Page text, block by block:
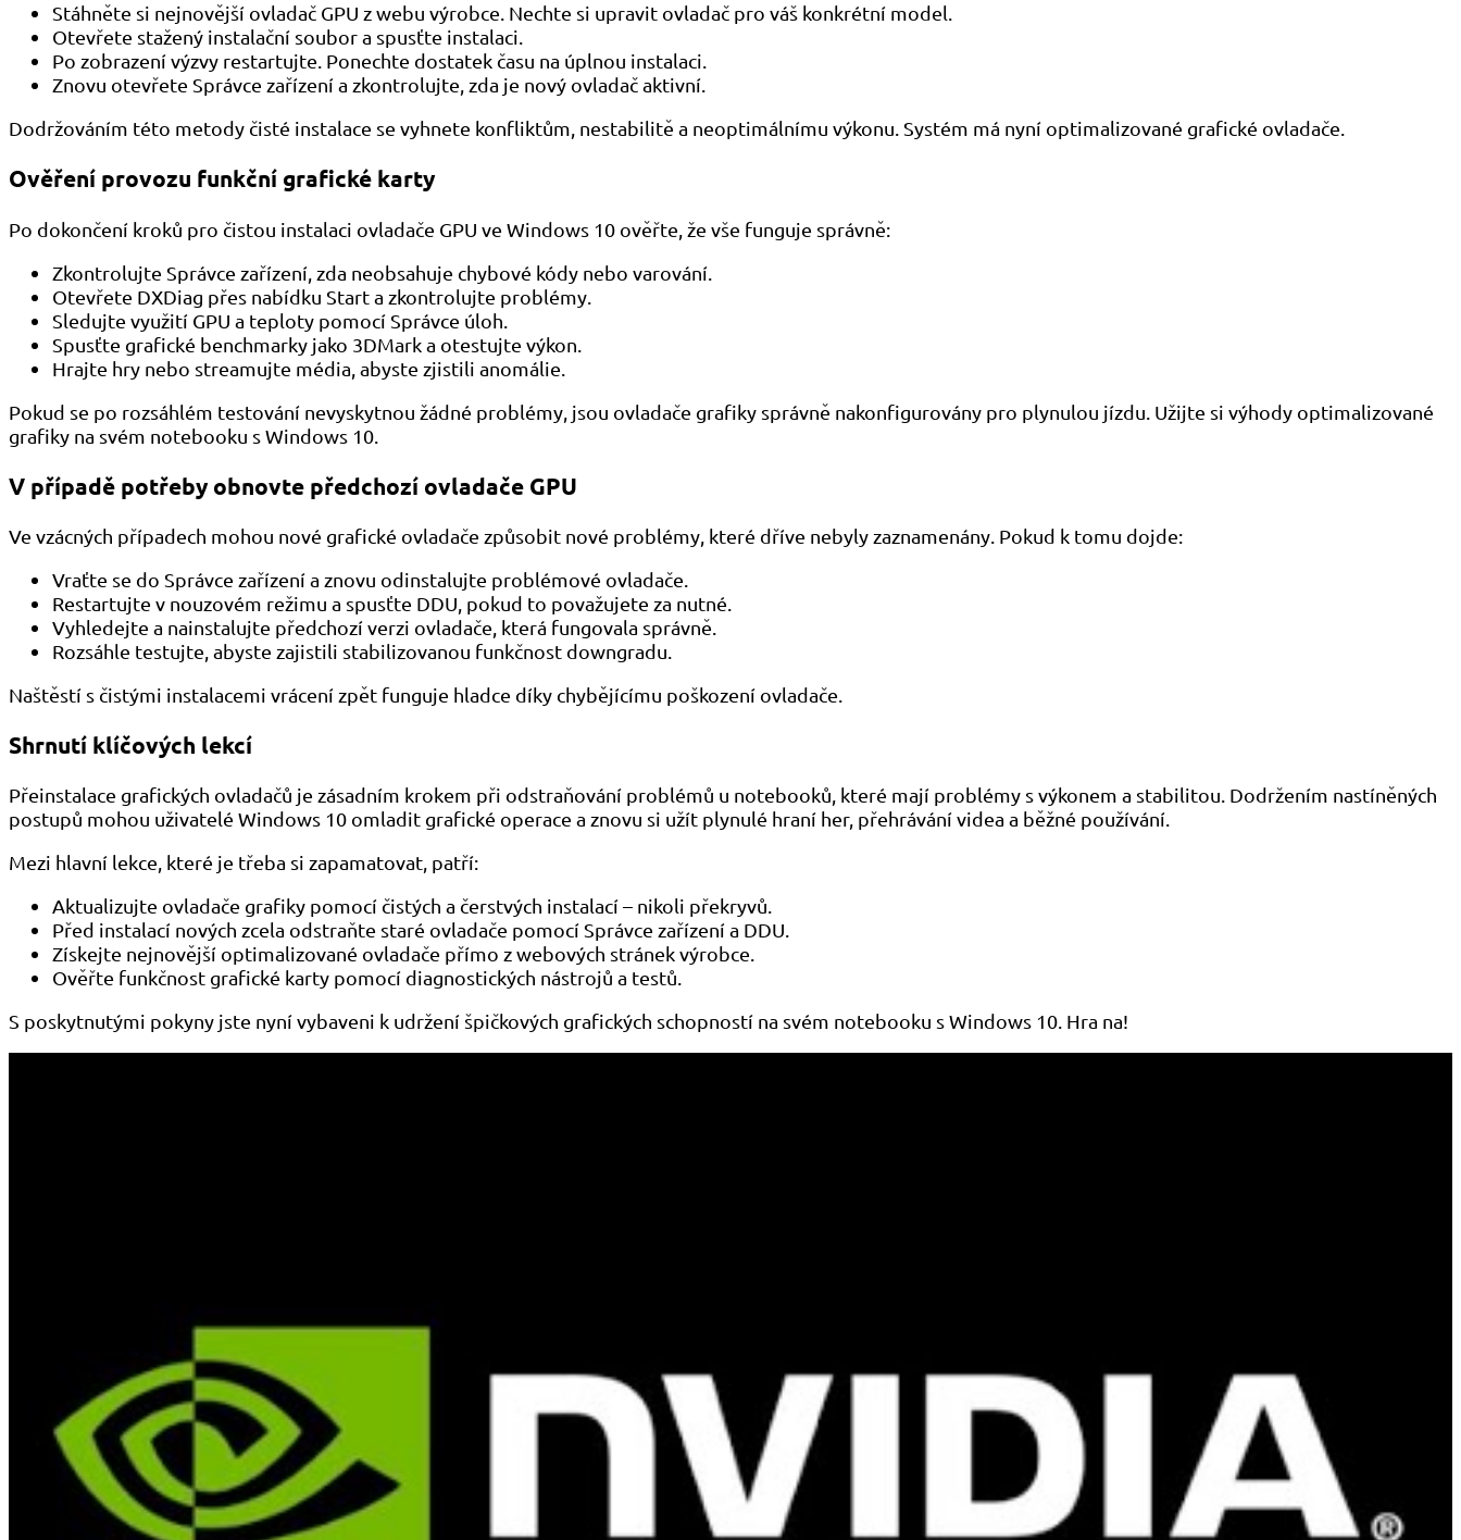
Stáhněte si nejnovější ovladač GPU z webu výrobce. Nechte si upravit ovladač pro váš konkrétní model.
Otevřete stažený instalační soubor a spusťte instalaci.
Po zobrazení výzvy restartujte. Ponechte dostatek času na úplnou instalaci.
Znovu otevřete Správce zařízení a zkontrolujte, zda je nový ovladač aktivní.
Dodržováním této metody čisté instalace se vyhnete konfliktům, nestabilitě a neoptimálnímu výkonu. Systém má nyní optimalizované grafické ovladače.
Ověření provozu funkční grafické karty
Po dokončení kroků pro čistou instalaci ovladače GPU ve Windows 10 ověřte, že vše funguje správně:
Zkontrolujte Správce zařízení, zda neobsahuje chybové kódy nebo varování.
Otevřete DXDiag přes nabídku Start a zkontrolujte problémy.
Sledujte využití GPU a teploty pomocí Správce úloh.
Spusťte grafické benchmarky jako 3DMark a otestujte výkon.
Hrajte hry nebo streamujte média, abyste zjistili anomálie.
Pokud se po rozsáhlém testování nevyskytnou žádné problémy, jsou ovladače grafiky správně nakonfigurovány pro plynulou jízdu. Užijte si výhody optimalizované
grafiky na svém notebooku s Windows 10.
V případě potřeby obnovte předchozí ovladače GPU
Ve vzácných případech mohou nové grafické ovladače způsobit nové problémy, které dříve nebyly zaznamenány. Pokud k tomu dojde:
Vraťte se do Správce zařízení a znovu odinstalujte problémové ovladače.
Restartujte v nouzovém režimu a spusťte DDU, pokud to považujete za nutné.
Vyhledejte a nainstalujte předchozí verzi ovladače, která fungovala správně.
Rozsáhle testujte, abyste zajistili stabilizovanou funkčnost downgradu.
Naštěstí s čistými instalacemi vrácení zpět funguje hladce díky chybějícímu poškození ovladače.
Shrnutí klíčových lekcí
Přeinstalace grafických ovladačů je zásadním krokem při odstraňování problémů u notebooků, které mají problémy s výkonem a stabilitou. Dodržením nastíněných
postupů mohou uživatelé Windows 10 omladit grafické operace a znovu si užít plynulé hraní her, přehrávání videa a běžné používání.
Mezi hlavní lekce, které je třeba si zapamatovat, patří:
Aktualizujte ovladače grafiky pomocí čistých a čerstvých instalací – nikoli překryvů.
Před instalací nových zcela odstraňte staré ovladače pomocí Správce zařízení a DDU.
Získejte nejnovější optimalizované ovladače přímo z webových stránek výrobce.
Ověřte funkčnost grafické karty pomocí diagnostických nástrojů a testů.
S poskytnutými pokyny jste nyní vybaveni k udržení špičkových grafických schopností na svém notebooku s Windows 10. Hra na!